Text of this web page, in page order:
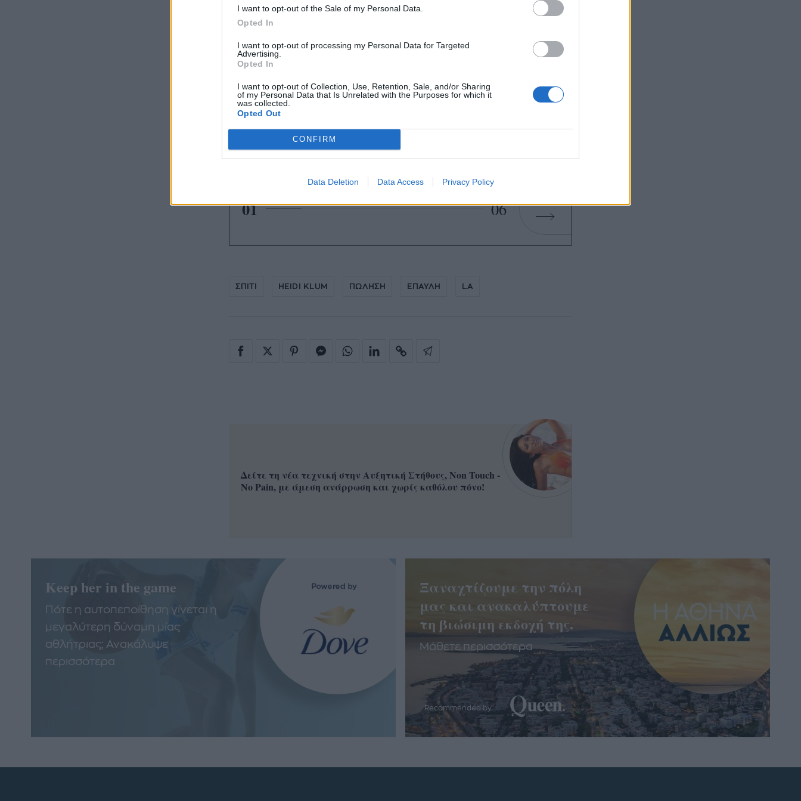
I want to opt-out of the Sale of my Personal Data.
Opted In
I want to opt-out of processing my Personal Data for Targeted
Advertising.
Opted In
I want to opt-out of Collection, Use, Retention, Sale, and/or Sharing
of my Personal Data that Is Unrelated with the Purposes for which it
was collected.
Opted Out
CONFIRM
Data Deletion Data Access Privacy Policy
Αξίζει να την δείτε: Η Heidi Klum πουλάει την έπαυλή της στο L.A (photos)
01 06
ΣΠΙΤΙ HEIDI KLUM ΠΩΛΗΣΗ ΕΠΑΥΛΗ LA
Δείτε τη νέα τεχνική στην Αυξητική Στήθους, Non Touch -
No Pain, με άμεση ανάρρωση και χωρίς καθόλου πόνο!
Keep her in the game
Πότε η αυτοπεποίθηση γίνεται η
μεγαλύτερη δύναμη μίας
αθλήτριας; Ανακάλυψε
περισσότερα
Ξαναχτίζουμε την πόλη
μας και ανακαλύπτουμε
τη βιώσιμη εκδοχή της.
Μάθετε περισσότερα
Recommended by